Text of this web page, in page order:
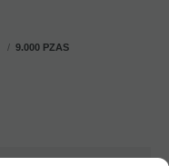
9.000 PZAS